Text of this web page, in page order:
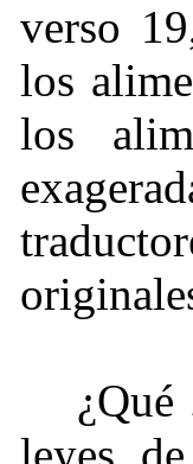
verso
los
los
¿Qué